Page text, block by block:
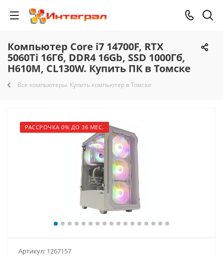
Компьютер Core i7 14700F, RTX
5060Ti 16Гб, DDR4 16Gb, SSD 1000Гб,
H610M, CL130W. Купить ПК в Томске
Все компьютеры. Купить компьютер в Томске
РАССРОЧКА 0% ДО 36 МЕС.
Артикул: 1267157